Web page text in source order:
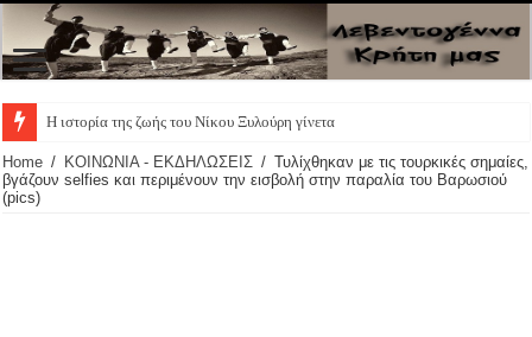
Η ιστορία της ζωής του Νίκου Ξυλούρη γίνεται θεατρ
Home / ΚΟΙΝΩΝΙΑ - ΕΚΔΗΛΩΣΕΙΣ / Τυλίχθηκαν με τις τουρκικές σημαίες,
βγάζουν selfies και περιμένουν την εισβολή στην παραλία του Βαρωσιού
(pics)